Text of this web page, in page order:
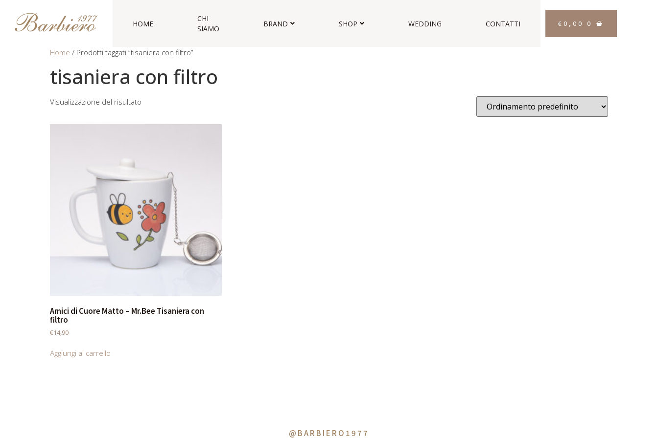
HOME
CHI
SIAMO
BRAND SHOP WEDDING CONTATTI € 0,00 0
Home / Prodotti taggati “tisaniera con filtro”
tisaniera con filtro
Visualizzazione del risultato
Amici di Cuore Matto – Mr.Bee Tisaniera con
filtro
€14,90
Aggiungi al carrello
@BARBIERO1977